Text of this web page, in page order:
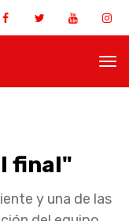
final"
y una de las